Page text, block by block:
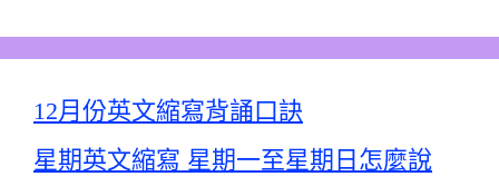
12月份英文縮寫背誦口訣
星期英文縮寫 星期一至星期日怎麼說